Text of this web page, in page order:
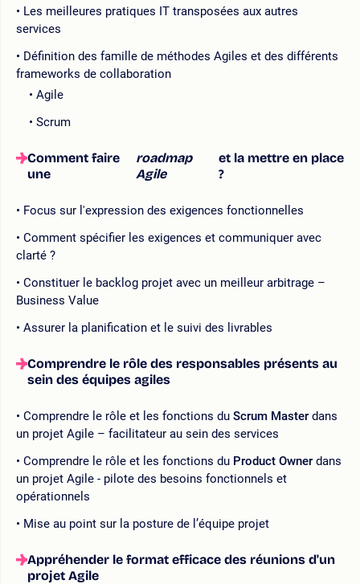
Les meilleures pratiques IT transposées aux autres
services
Définition des famille de méthodes Agiles et des différents
frameworks de collaboration
Agile
Scrum
Comment faire
une
roadmap
Agile
et la mettre en place
?
Focus sur l'expression des exigences fonctionnelles
Comment spécifier les exigences et communiquer avec
clarté ?
Constituer le backlog projet avec un meilleur arbitrage –
Business Value
Assurer la planification et le suivi des livrables
Comprendre le rôle des responsables présents au
sein des équipes agiles
Comprendre le rôle et les fonctions du Scrum Master dans
un projet Agile – facilitateur au sein des services
Comprendre le rôle et les fonctions du Product Owner dans
un projet Agile - pilote des besoins fonctionnels et
opérationnels
Mise au point sur la posture de l’équipe projet
Appréhender le format efficace des réunions d'un
projet Agile